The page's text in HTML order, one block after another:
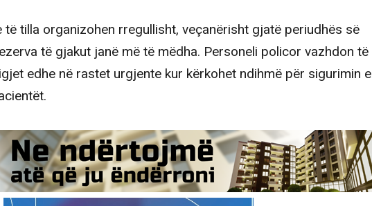
tilla organizohen rregullisht, veçanërisht gjatë periudhës së
të gjakut janë më të mëdha. Personeli policor vazhdon të
edhe në rastet urgjente kur kërkohet ndihmë për sigurimin e